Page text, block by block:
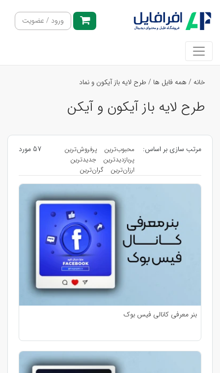
ورود / عضویت
خانه / همه فایل ها / طرح لایه باز آیکون و نماد
طرح لایه باز آیکون و آیکن
مرتب سازی بر اساس: محبوب‌ترین
پرفروش‌ترین
پربازدیدترین
جدیدترین
ارزان‌ترین
گران‌ترین
57 مورد
بنر معرفی کانالی فیس بوک